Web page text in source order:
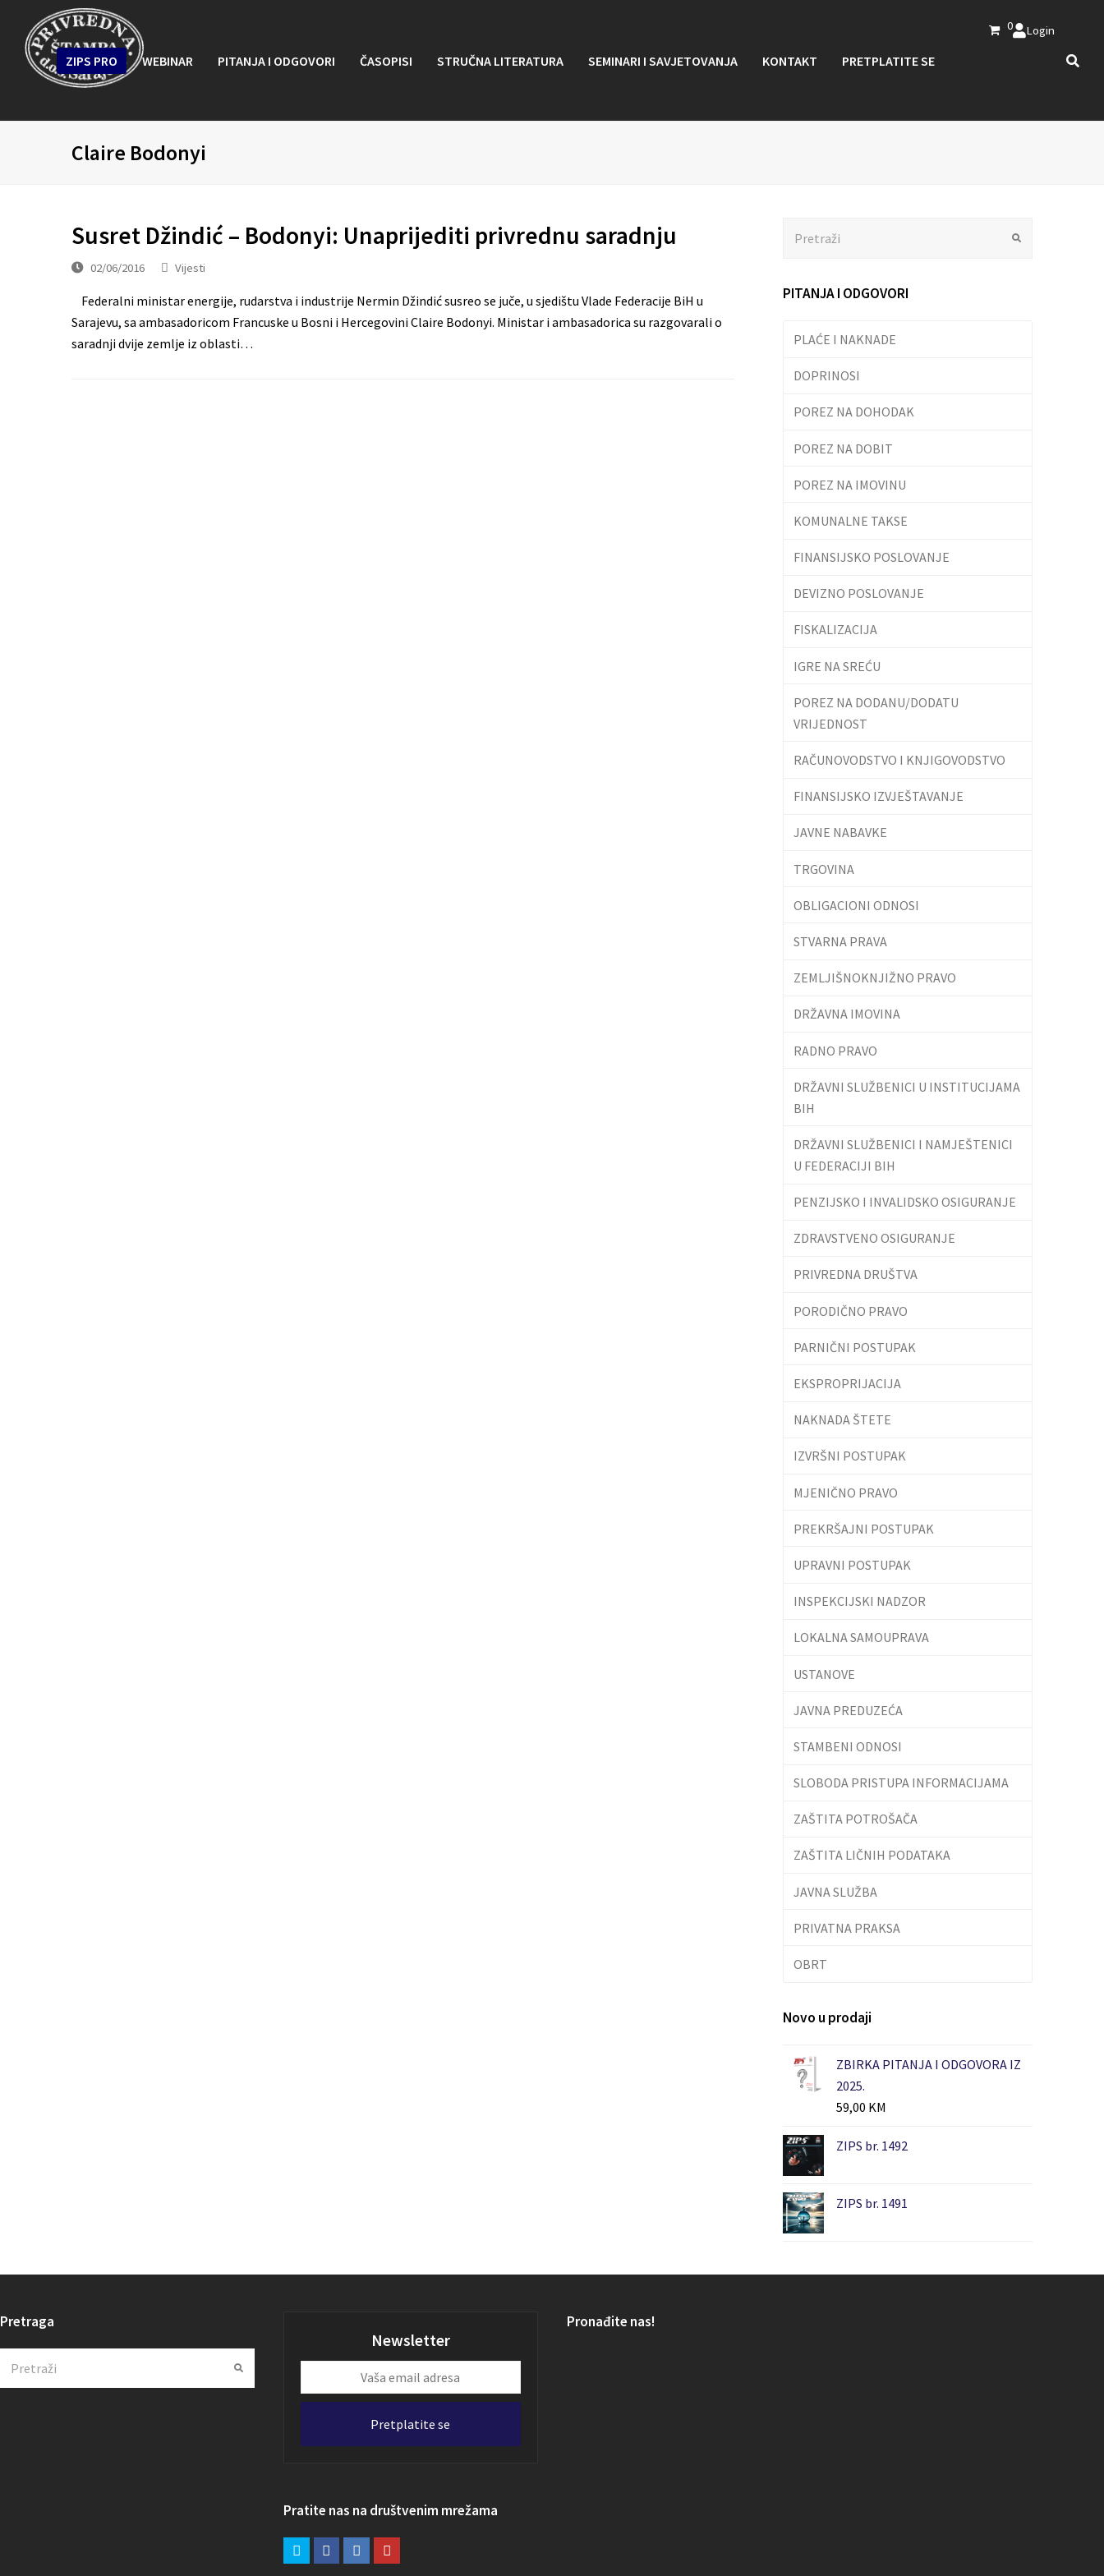
0 Login
ZIPS PRO WEBINAR PITANJA I ODGOVORI ČASOPISI STRUČNA LITERATURA SEMINARI I SAVJETOVANJA KONTAKT PRETPLATITE SE
Claire Bodonyi
Susret Džindić – Bodonyi: Unaprijediti privrednu saradnju
02/06/2016 Vijesti
Federalni ministar energije, rudarstva i industrije Nermin Džindić susreo se juče, u sjedištu Vlade Federacije BiH u
Sarajevu, sa ambasadoricom Francuske u Bosni i Hercegovini Claire Bodonyi. Ministar i ambasadorica su razgovarali o
saradnji dvije zemlje iz oblasti…
PITANJA I ODGOVORI
PLAĆE I NAKNADE
DOPRINOSI
POREZ NA DOHODAK
POREZ NA DOBIT
POREZ NA IMOVINU
KOMUNALNE TAKSE
FINANSIJSKO POSLOVANJE
DEVIZNO POSLOVANJE
FISKALIZACIJA
IGRE NA SREĆU
POREZ NA DODANU/DODATU
VRIJEDNOST
RAČUNOVODSTVO I KNJIGOVODSTVO
FINANSIJSKO IZVJEŠTAVANJE
JAVNE NABAVKE
TRGOVINA
OBLIGACIONI ODNOSI
STVARNA PRAVA
ZEMLJIŠNOKNJIŽNO PRAVO
DRŽAVNA IMOVINA
RADNO PRAVO
DRŽAVNI SLUŽBENICI U INSTITUCIJAMA
BIH
DRŽAVNI SLUŽBENICI I NAMJEŠTENICI
U FEDERACIJI BIH
PENZIJSKO I INVALIDSKO OSIGURANJE
ZDRAVSTVENO OSIGURANJE
PRIVREDNA DRUŠTVA
PORODIČNO PRAVO
PARNIČNI POSTUPAK
EKSPROPRIJACIJA
NAKNADA ŠTETE
IZVRŠNI POSTUPAK
MJENIČNO PRAVO
PREKRŠAJNI POSTUPAK
UPRAVNI POSTUPAK
INSPEKCIJSKI NADZOR
LOKALNA SAMOUPRAVA
USTANOVE
JAVNA PREDUZEĆA
STAMBENI ODNOSI
SLOBODA PRISTUPA INFORMACIJAMA
ZAŠTITA POTROŠAČA
ZAŠTITA LIČNIH PODATAKA
JAVNA SLUŽBA
PRIVATNA PRAKSA
OBRT
Novo u prodaji
ZBIRKA PITANJA I ODGOVORA IZ
2025.
59,00 KM
ZIPS br. 1492
ZIPS br. 1491
Pretraga
Submit
Newsletter
email
Pretplatite se
Pratite nas na društvenim mrežama
Pronađite nas!